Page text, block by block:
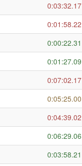
0:03:32.17
0:01:58.22
0:00:22.31
0:01:27.09
0:07:02.17
0:05:25.00
0:04:39.02
0:06:29.06
0:03:58.21